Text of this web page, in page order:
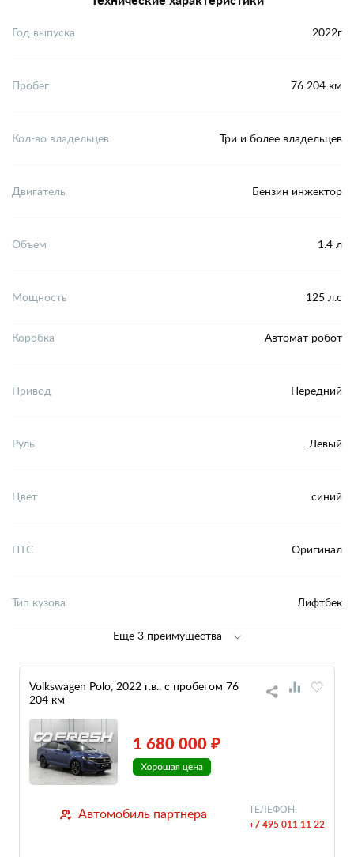
Год выпуска 2022г
Пробег 76 204 км
Кол-во владельцев Три и более владельцев
Двигатель Бензин инжектор
Объем 1.4 л
Мощность 125 л.с
Коробка Автомат робот
Привод Передний
Руль Левый
Цвет синий
ПТС Оригинал
Тип кузова Лифтбек
Еще 3 преимущества
Volkswagen Polo, 2022 г.в., с пробегом 76
204 км
1 680 000 ₽
Автомобиль партнера ТЕЛЕФОН:
+7 495 011 11 22